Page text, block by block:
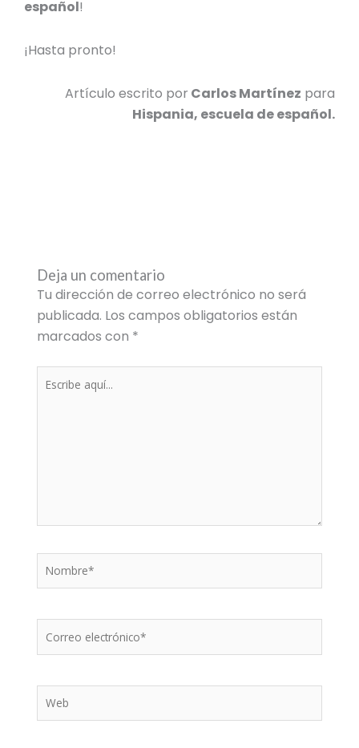
español!
¡Hasta pronto!
Artículo escrito por Carlos Martínez para
Hispania, escuela de español.
Deja un comentario
Tu dirección de correo electrónico no será
publicada. Los campos obligatorios están
marcados con *
Escribe
Nombre*
Web